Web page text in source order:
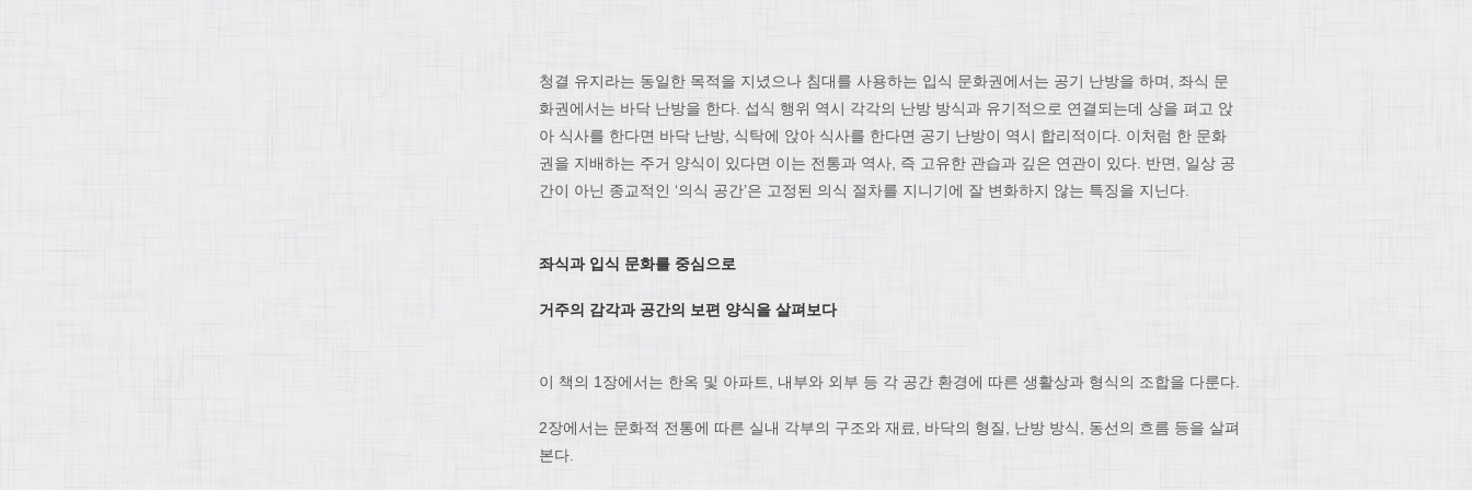
청결 유지라는 동일한 목적을 지녔으나 침대를 사용하는 입식 문화권에서는 공기 난방을 하며, 좌식 문
화권에서는 바닥 난방을 한다. 섭식 행위 역시 각각의 난방 방식과 유기적으로 연결되는데 상을 펴고 앉
아 식사를 한다면 바닥 난방, 식탁에 앉아 식사를 한다면 공기 난방이 역시 합리적이다. 이처럼 한 문화
권을 지배하는 주거 양식이 있다면 이는 전통과 역사, 즉 고유한 관습과 깊은 연관이 있다. 반면, 일상 공
간이 아닌 종교적인 ‘의식 공간’은 고정된 의식 절차를 지니기에 잘 변화하지 않는 특징을 지닌다.
좌식과 입식 문화를 중심으로
거주의 감각과 공간의 보편 양식을 살펴보다
이 책의 1장에서는 한옥 및 아파트, 내부와 외부 등 각 공간 환경에 따른 생활상과 형식의 조합을 다룬다.
2장에서는 문화적 전통에 따른 실내 각부의 구조와 재료, 바닥의 형질, 난방 방식, 동선의 흐름 등을 살펴
본다.